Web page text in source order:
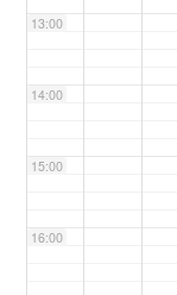
13:00
14:00
15:00
16:00